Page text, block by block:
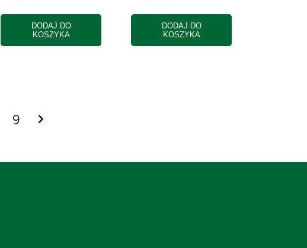
DODAJ DO
KOSZYKA
DODAJ DO
KOSZYKA
9